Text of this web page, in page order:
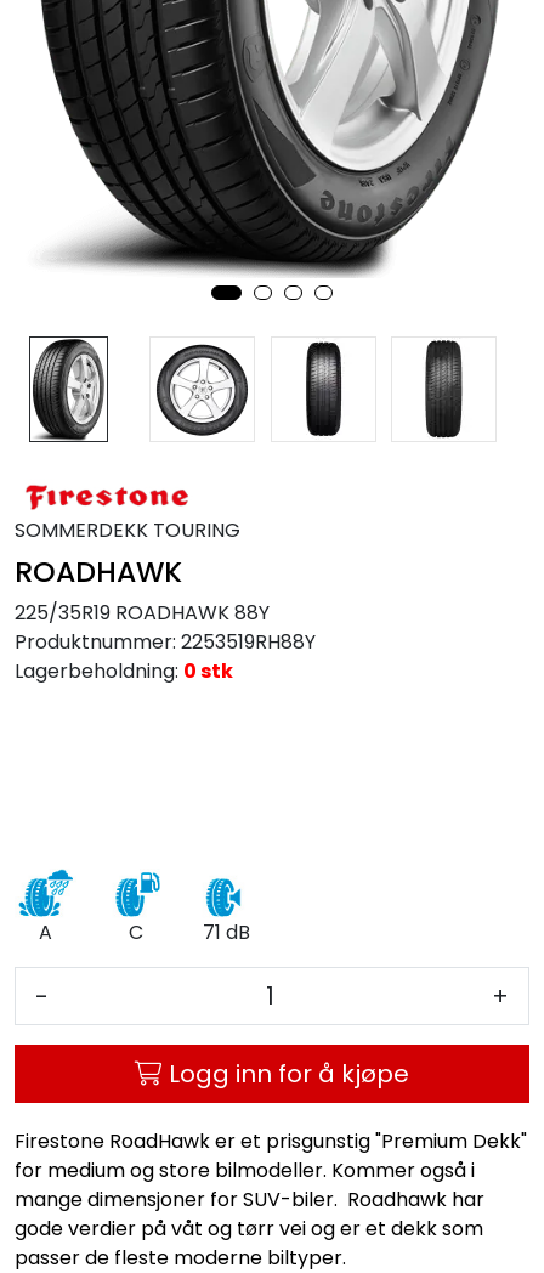
SOMMERDEKK TOURING
ROADHAWK
225/35R19 ROADHAWK 88Y
Produktnummer: 2253519RH88Y
Lagerbeholdning: 0 stk
A C 71 dB
- +
Logg inn for å kjøpe
Firestone RoadHawk er et prisgunstig "Premium Dekk"
for medium og store bilmodeller. Kommer også i
mange dimensjoner for SUV-biler. Roadhawk har
gode verdier på våt og tørr vei og er et dekk som
passer de fleste moderne biltyper.
MC
Tilbudstorget